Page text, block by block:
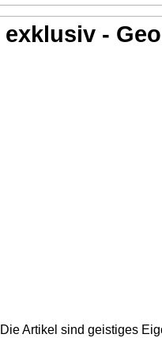
exklusiv -
Die Artikel sind geistiges